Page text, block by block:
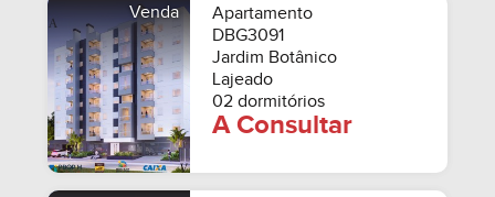
Venda
Apartamento
DBG3091
Jardim Botânico
Lajeado
02 dormitórios
A Consultar